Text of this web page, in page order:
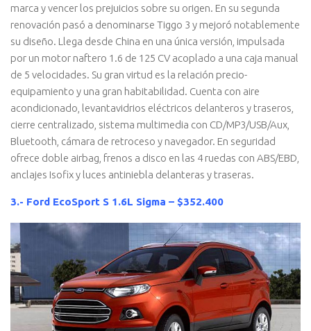
marca y vencer los prejuicios sobre su origen. En su segunda
renovación pasó a denominarse Tiggo 3 y mejoró notablemente
su diseño. Llega desde China en una única versión, impulsada
por un motor naftero 1.6 de 125 CV acoplado a una caja manual
de 5 velocidades. Su gran virtud es la relación precio-
equipamiento y una gran habitabilidad. Cuenta con aire
acondicionado, levantavidrios eléctricos delanteros y traseros,
cierre centralizado, sistema multimedia con CD/MP3/USB/Aux,
Bluetooth, cámara de retroceso y navegador. En seguridad
ofrece doble airbag, frenos a disco en las 4 ruedas con ABS/EBD,
anclajes Isofix y luces antiniebla delanteras y traseras.
3.- Ford EcoSport S 1.6L Sigma – $352.400